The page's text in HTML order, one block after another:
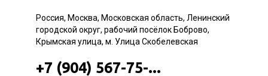
Россия, Москва, Московская область, Ленинский
городской округ, рабочий посёлок Боброво,
Крымская улица, м. Улица Скобелевская
+7 (904) 567-75-...